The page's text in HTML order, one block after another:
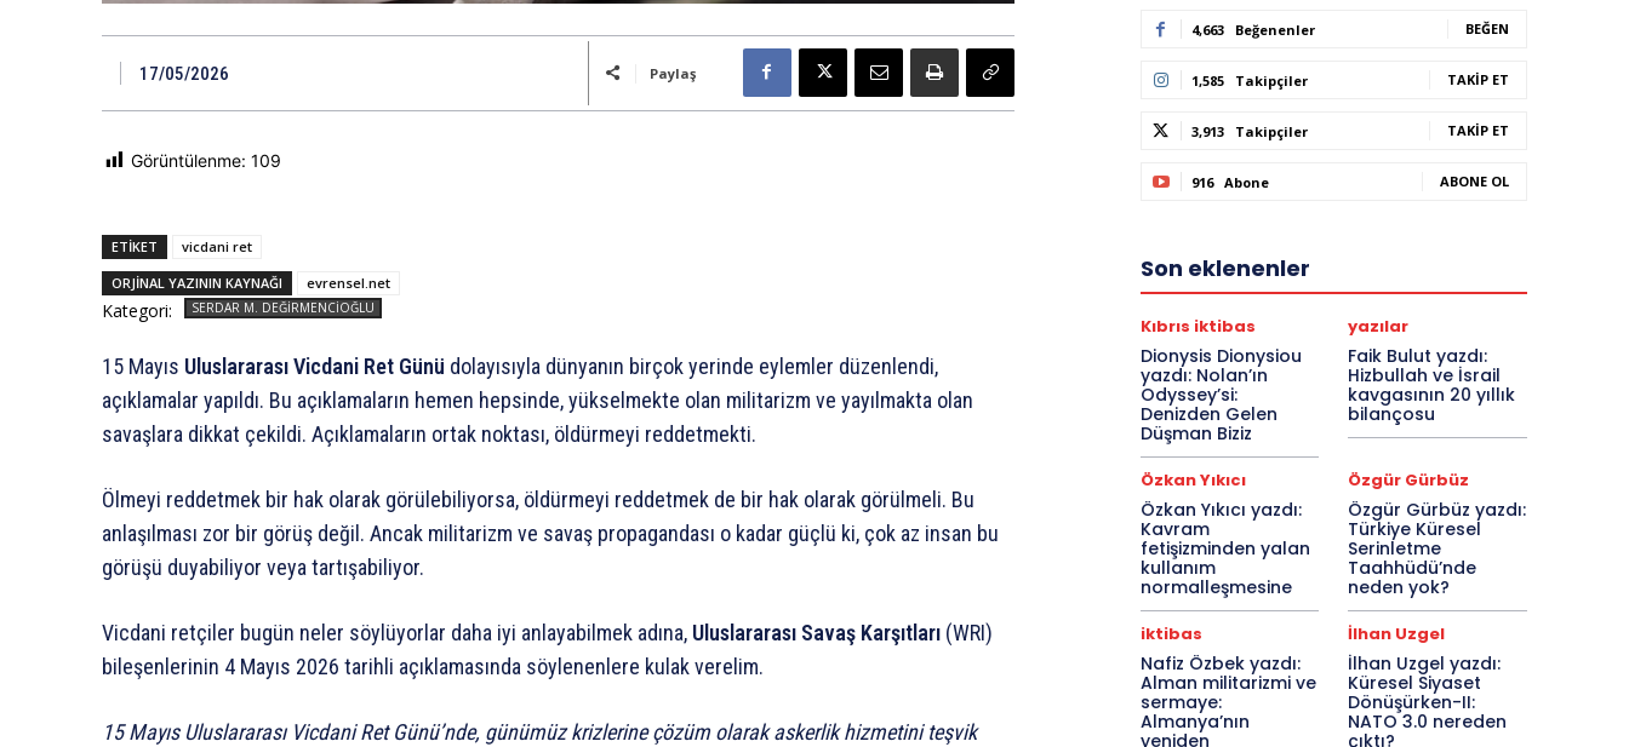
17/05/2026 Paylaş
Görüntülenme: 109
ETIKET
vicdani ret
ORJINAL YAZININ KAYNAĞI
evrensel.net
Kategori: SERDAR M. DEĞIRMENCIOĞLU
15 Mayıs Uluslararası Vicdani Ret Günü dolayısıyla dünyanın birçok yerinde eylemler düzenlendi,
açıklamalar yapıldı. Bu açıklamaların hemen hepsinde, yükselmekte olan militarizm ve yayılmakta olan
savaşlara dikkat çekildi. Açıklamaların ortak noktası, öldürmeyi reddetmekti.
Ölmeyi reddetmek bir hak olarak görülebiliyorsa, öldürmeyi reddetmek de bir hak olarak görülmeli. Bu
anlaşılması zor bir görüş değil. Ancak militarizm ve savaş propagandası o kadar güçlü ki, çok az insan bu
görüşü duyabiliyor veya tartışabiliyor.
Vicdani retçiler bugün neler söylüyorlar daha iyi anlayabilmek adına, Uluslararası Savaş Karşıtları (WRI)
bileşenlerinin 4 Mayıs 2026 tarihli açıklamasında söylenenlere kulak verelim.
15 Mayıs Uluslararası Vicdani Ret Günü’nde, günümüz krizlerine çözüm olarak askerlik hizmetini teşvik
4,663 Beğenenler BEĞEN
1,585 Takipçiler TAKIP ET
3,913 Takipçiler TAKIP ET
916 Abone ABONE OL
Son eklenenler
Kıbrıs iktibas
Dionysis Dionysiou
yazdı: Nolan’ın
Odyssey’si:
Denizden Gelen
Düşman Biziz
yazılar
Faik Bulut yazdı:
Hizbullah ve İsrail
kavgasının 20 yıllık
bilançosu
Özkan Yıkıcı
Özkan Yıkıcı yazdı:
Kavram
fetişizminden yalan
kullanım
normalleşmesine
Özgür Gürbüz
Özgür Gürbüz yazdı:
Türkiye Küresel
Serinletme
Taahhüdü’nde
neden yok?
iktibas
Nafiz Özbek yazdı:
Alman militarizmi ve
sermaye:
Almanya’nın
yeniden
İlhan Uzgel
İlhan Uzgel yazdı:
Küresel Siyaset
Dönüşürken-II:
NATO 3.0 nereden
çıktı?